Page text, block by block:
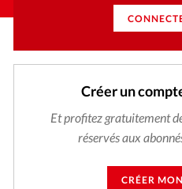
Créer un
Et profitez gratuitement
réservés aux
CRÉER